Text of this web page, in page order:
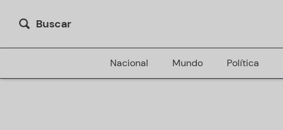
Buscar
Nacional Mundo Política